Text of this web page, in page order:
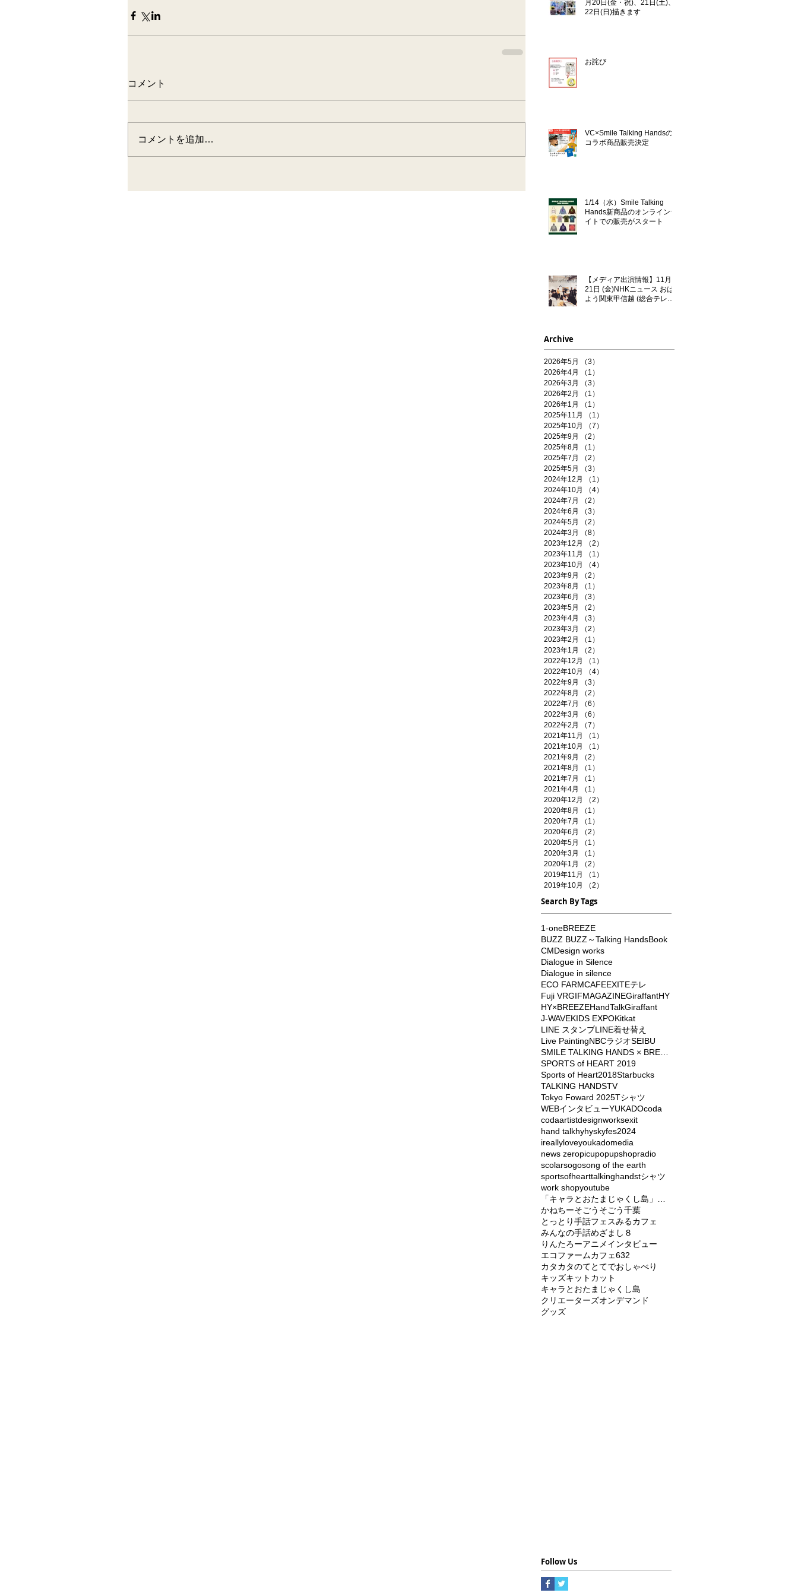
コメント
コメントを追加…
月20日(金・祝)、21日(土)、
22日(日)描きます
お詫び
VC×Smile Talking Handsの
コラボ商品販売決定
1/14（水）Smile Talking
Hands新商品のオンラインサ
イトでの販売がスタート
【メディア出演情報】11月
21日 (金)NHKニュース おは
よう関東甲信越 (総合テレビ)
Archive
2026年5月 （3）
2026年4月
（1）
2026年3月
（3）
2026年2月
（1）
2026年1月
（1）
2025年11月
（1）
2025年10月
（7）
2025年9月
（2）
2025年8月
（1）
2025年7月
（2）
2025年5月
（3）
2024年12月
（1）
2024年10月
（4）
2024年7月
（2）
2024年6月
（3）
2024年5月
（2）
2024年3月
（8）
2023年12月
（2）
2023年11月
（1）
2023年10月
（4）
2023年9月
（2）
2023年8月
（1）
2023年6月
（3）
2023年5月
（2）
2023年4月
（3）
2023年3月
（2）
2023年2月
（1）
2023年1月
（2）
2022年12月
（1）
2022年10月
（4）
2022年9月
（3）
2022年8月
（2）
2022年7月
（6）
2022年3月
（6）
2022年2月
（7）
2021年11月
（1）
2021年10月
（1）
2021年9月
（2）
2021年8月
（1）
2021年7月
（1）
2021年4月
（1）
2020年12月
（2）
2020年8月
（1）
2020年7月
（1）
2020年6月
（2）
2020年5月
（1）
2020年3月
（1）
2020年1月
（2）
2019年11月
（1）
2019年10月
（2）
Search By Tags
1-oneBREEZE
BUZZ BUZZ～Talking HandsBook
CMDesign works
Dialogue in Silence
Dialogue in silence
ECO FARMCAFEEXITEテレ
Fuji VRGIFMAGAZINEGiraffantHY
HY×BREEZEHandTalkGiraffant
J-WAVEKIDS EXPOKitkat
LINE スタンプLINE着せ替え
Live PaintingNBCラジオSEIBU
SPORTS of HEART 2019
Sports of Heart2018Starbucks
TALKING HANDSTV
Tokyo Foward 2025Tシャツ
WEBインタビューYUKADOcoda
codaartistdesignworksexit
hand talkhyhyskyfes2024
ireallyloveyoukadomedia
news zeropicupopupshopradio
scolarsogosong of the earth
sportsofhearttalkinghandstシャツ
work shopyoutube
かねちーそごう そごう千葉
とっとり手話フェスみるカフェ
みんなの手話めざまし８
りんたろーアニメインタビュー
エコファームカフェ632
カタカタのてとてでおしゃべり
キッズキットカット
キャラとおたまじゃくし島
クリエーターズオンデマンド
グッズ
Follow Us